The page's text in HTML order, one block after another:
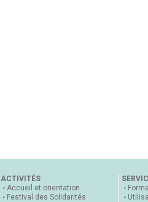
ACTIVITÉS
Accueil et orientation
Festival des Solidarités